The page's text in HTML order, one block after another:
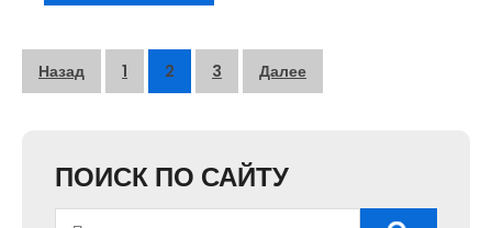
Пагинация
Назад 1 2 3 Далее
ПОИСК ПО САЙТУ